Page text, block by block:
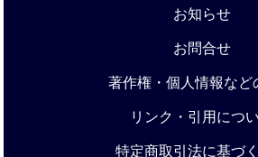
お知らせ
お問合せ
著作権・個人情報など
リンク・引用につ
特定商取引法に基づ